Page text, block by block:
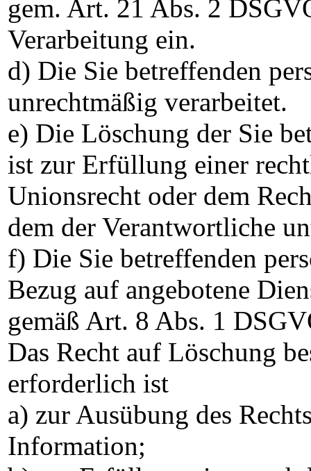
gem. Art. 21 Abs. 2
Verarbeitung ein.
d) Die Sie betreffenden
unrechtmäßig verarbeitet.
e) Die Löschung der Sie
ist zur Erfüllung einer
Unionsrecht oder dem
dem der Verantwortliche
f) Die Sie betreffenden
Bezug auf angebotene
gemäß Art. 8 Abs. 1
Das Recht auf Löschung
erforderlich ist
a) zur Ausübung des
Information;